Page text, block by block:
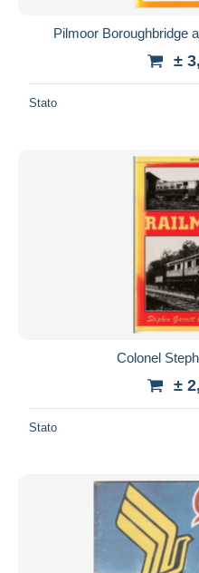
Pilmoor Boroughbridge
±
Stato
Colonel
±
Stato